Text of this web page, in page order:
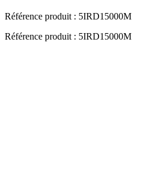
Référence produit : 5IRD15000M
Référence produit : 5IRD15000M